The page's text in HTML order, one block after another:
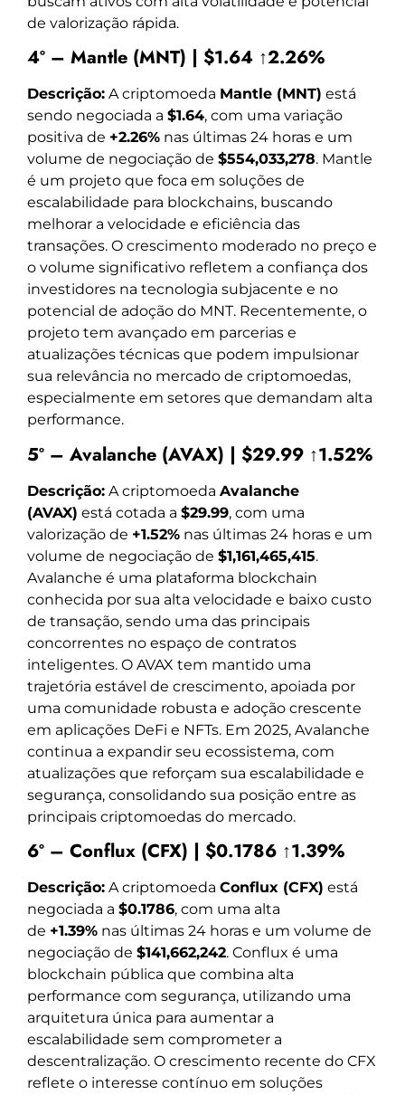
de valorização rápida.
4º – Mantle (MNT) | $1.64 ↑2.26%
Descrição: A criptomoeda Mantle (MNT) está
sendo negociada a $1.64, com uma variação
positiva de +2.26% nas últimas 24 horas e um
volume de negociação de $554,033,278. Mantle
é um projeto que foca em soluções de
escalabilidade para blockchains, buscando
melhorar a velocidade e eficiência das
transações. O crescimento moderado no preço e
o volume significativo refletem a confiança dos
investidores na tecnologia subjacente e no
potencial de adoção do MNT. Recentemente, o
projeto tem avançado em parcerias e
atualizações técnicas que podem impulsionar
sua relevância no mercado de criptomoedas,
especialmente em setores que demandam alta
performance.
5º – Avalanche (AVAX) | $29.99 ↑1.52%
Descrição: A criptomoeda Avalanche
(AVAX) está cotada a $29.99, com uma
valorização de +1.52% nas últimas 24 horas e um
volume de negociação de $1,161,465,415.
Avalanche é uma plataforma blockchain
conhecida por sua alta velocidade e baixo custo
de transação, sendo uma das principais
concorrentes no espaço de contratos
inteligentes. O AVAX tem mantido uma
trajetória estável de crescimento, apoiada por
uma comunidade robusta e adoção crescente
em aplicações DeFi e NFTs. Em 2025, Avalanche
continua a expandir seu ecossistema, com
atualizações que reforçam sua escalabilidade e
segurança, consolidando sua posição entre as
principais criptomoedas do mercado.
6º – Conflux (CFX) | $0.1786 ↑1.39%
Descrição: A criptomoeda Conflux (CFX) está
negociada a $0.1786, com uma alta
de +1.39% nas últimas 24 horas e um volume de
negociação de $141,662,242. Conflux é uma
blockchain pública que combina alta
performance com segurança, utilizando uma
arquitetura única para aumentar a
escalabilidade sem comprometer a
descentralização. O crescimento recente do CFX
reflete o interesse contínuo em soluções